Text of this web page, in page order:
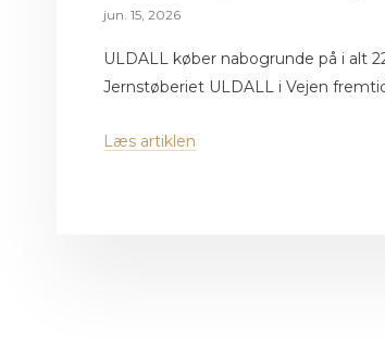
jun. 15, 2026
ULDALL køber nabogrunde på i alt
Jernstøberiet ULDALL i Vejen
Læs artiklen